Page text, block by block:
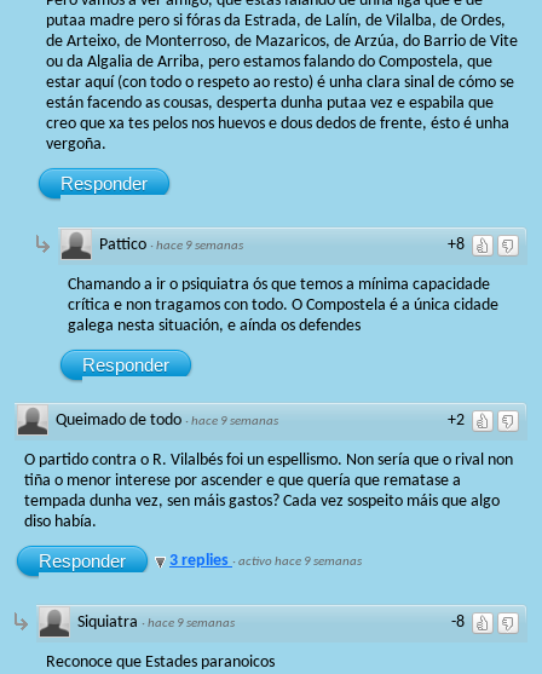
putaa madre pero si fóras da Estrada, de Lalín, de Vilalba, de Ordes,
de Arteixo, de Monterroso, de Mazaricos, de Arzúa, do Barrio de Vite
ou da Algalia de Arriba, pero estamos falando do Compostela, que
estar aquí (con todo o respeto ao resto) é unha clara sinal de cómo se
están facendo as cousas, desperta dunha putaa vez e espabila que
creo que xa tes pelos nos huevos e dous dedos de frente, ésto é unha
vergoña.
Responder
+8
Pattico ·hace 9 semanas
Chamando a ir o psiquiatra ós que temos a mínima capacidade
crítica e non tragamos con todo. O Compostela é a única cidade
galega nesta situación, e aínda os defendes
Responder
+2
Queimado de todo ·hace 9 semanas
O partido contra o R. Vilalbés foi un espellismo. Non sería que o rival non
tiña o menor interese por ascender e que quería que rematase a
tempada dunha vez, sen máis gastos? Cada vez sospeito máis que algo
diso había.
Responder 3 replies ·activo hace 9 semanas
-8
Siquiatra ·hace 9 semanas
Reconoce que Estades paranoicos